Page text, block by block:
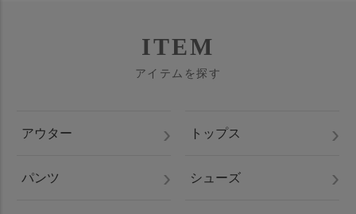
ITEM
アイテムを探す
アウター トップス
パンツ シューズ